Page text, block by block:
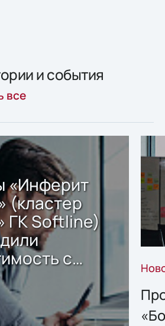
и события
все
«Инферит
(кластер
ГК Softline)
с
Sharx
для
данных